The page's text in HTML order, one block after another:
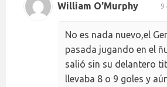
William O'Murphy 9
No es nada nuevo,el
pasada jugando en el
salió sin su delantero
llevaba 8 o 9 goles y